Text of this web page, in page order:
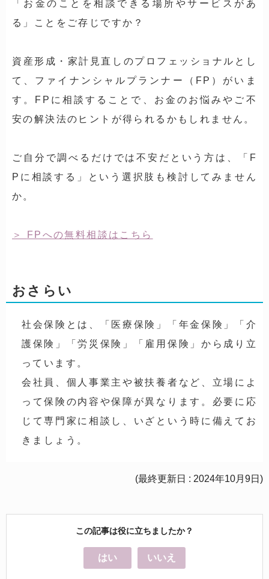
「お金のことを相談できる場所やサービスがあ
る」ことをご存じですか？
資産形成・家計見直しのプロフェッショナルとし
て、ファイナンシャルプランナー（FP）がいま
す。FPに相談することで、お金のお悩みやご不
安の解決法のヒントが得られるかもしれません。
ご自分で調べるだけでは不安だという方は、「F
Pに相談する」という選択肢も検討してみません
か。
FPへの無料相談はこちら
おさらい
社会保険とは、「医療保険」「年金保険」「介
護保険」「労災保険」「雇用保険」から成り立
っています。
会社員、個人事業主や被扶養者など、立場によ
って保険の内容や保障が異なります。必要に応
じて専門家に相談し、いざという時に備えてお
きましょう。
(最終更新日 : 2024年10月9日)
この記事は役に立ちましたか？
はい いいえ